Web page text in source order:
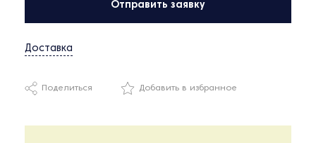
Отправить заявку
Доставка
Поделиться Добавить в избранное